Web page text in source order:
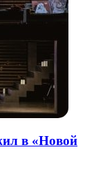
в «Новой